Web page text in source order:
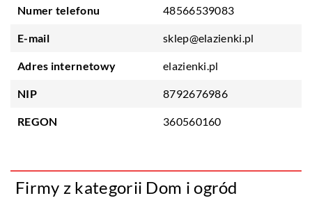
Numer telefonu 48566539083
E-mail sklep@elazienki.pl
Adres internetowy elazienki.pl
NIP 8792676986
REGON 360560160
Firmy z kategorii Dom i ogród